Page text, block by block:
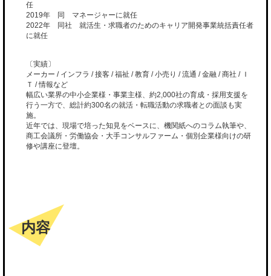
任
2019年 同 マネージャーに就任
2022年 同社 就活生・求職者のためのキャリア開発事業統括責任者
に就任
〔実績〕
メーカー / インフラ / 接客 / 福祉 / 教育 / 小売り / 流通 / 金融 / 商社 / Ｉ
Ｔ / 情報など
幅広い業界の中小企業様・事業主様、約2,000社の育成・採用支援を
行う一方で、総計約300名の就活・転職活動の求職者との面談も実
施。
近年では、現場で培った知見をベースに、機関紙へのコラム執筆や、
商工会議所・労働協会・大手コンサルファーム・個別企業様向けの研
修や講座に登壇。
内容